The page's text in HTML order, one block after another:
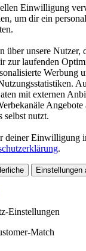
Einwilligung
um dir ein
über unsere Nutzer,
zur laufenden
Werbung
mit externen
Angebote
selbst nutzt.
deiner Einwilligung
.
Einstellungen
Einstellungen
Match